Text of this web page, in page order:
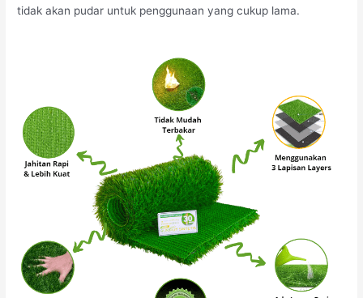
tidak akan pudar untuk penggunaan yang cukup lama.